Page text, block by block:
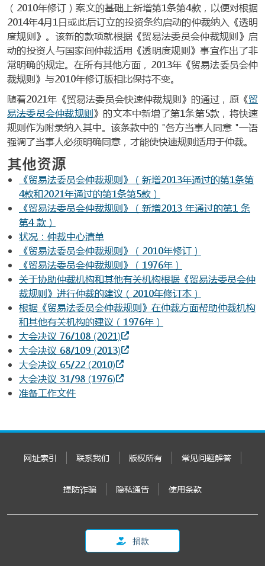
（2010年修订）案文的基础上新增第1条第4款，以便对根据
2014年4月1日或此后订立的投资条约启动的仲裁纳入《透明
度规则》。该新的款项就根据《贸易法委员会仲裁规则》启
动的投资人与国家间仲裁适用《透明度规则》事宜作出了非
常明确的规定。在所有其他方面，2013年《贸易法委员会仲
裁规则》与2010年修订版相比保持不变。
随着2021年《贸易法委员会快速仲裁规则》的通过，原《贸
易法委员会仲裁规则》的文本中新增了第1条第5款，将快速
规则作为附录纳入其中。该条款中的 "各方当事人同意 "一语
强调了当事人必须明确同意，才能使快速规则适用于仲裁。
其他资源
《贸易法委员会仲裁规则》（新增2013年通过的第1条第
4款和2021年通过的第1条第5款）
《贸易法委员会仲裁规则》（新增2013 年通过的第1 条
第4 款）
状况：仲裁中心清单
《贸易法委员会仲裁规则》（2010年修订）
《贸易法委员会仲裁规则》（1976年）
关于协助仲裁机构和其他有关机构根据《贸易法委员会仲
裁规则》进行仲裁的建议（2010年修订本）
根据《贸易法委员会仲裁规则》在仲裁方面帮助仲裁机构
和其他有关机构的建议（1976年）
大会决议 76/108 (2021)
大会决议 68/109 (2013)
大会决议 65/22 (2010)
大会决议 31/98 (1976)
准备工作文件
网址索引 联系我们 版权所有 常见问题解答
提防诈骗 隐私通告 使用条款
捐款